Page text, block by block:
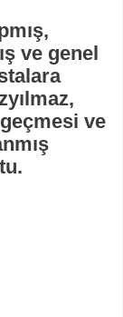
ve genel
ve